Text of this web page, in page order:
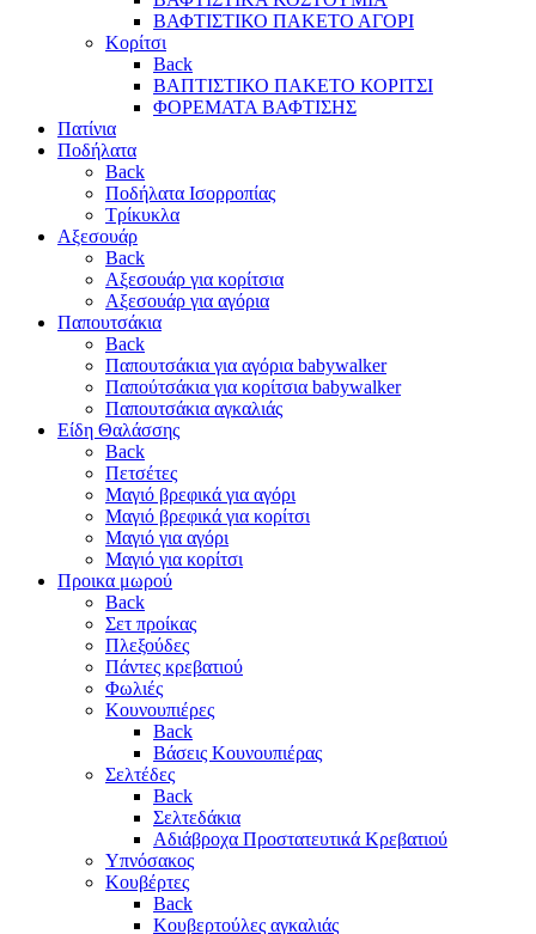
ΒΑΦΤΙΣΤΙΚΟ ΠΑΚΕΤΟ ΑΓΟΡΙ
Κορίτσι
Back
ΒΑΠΤΙΣΤΙΚΟ ΠΑΚΕΤΟ ΚΟΡΙΤΣΙ
ΦΟΡΕΜΑΤΑ ΒΑΦΤΙΣΗΣ
Πατίνια
Ποδήλατα
Back
Ποδήλατα Ισορροπίας
Τρίκυκλα
Αξεσουάρ
Back
Αξεσουάρ για κορίτσια
Αξεσουάρ για αγόρια
Παπουτσάκια
Back
Παπουτσάκια για αγόρια babywalker
Παπούτσάκια για κορίτσια babywalker
Παπουτσάκια αγκαλιάς
Είδη Θαλάσσης
Back
Πετσέτες
Μαγιό βρεφικά για αγόρι
Μαγιό βρεφικά για κορίτσι
Μαγιό για αγόρι
Μαγιό για κορίτσι
Προικα μωρού
Back
Σετ προίκας
Πλεξούδες
Πάντες κρεβατιού
Φωλιές
Κουνουπιέρες
Back
Βάσεις Κουνουπιέρας
Σελτέδες
Back
Σελτεδάκια
Αδιάβροχα Προστατευτικά Κρεβατιού
Υπνόσακος
Κουβέρτες
Back
Κουβερτούλες αγκαλιάς